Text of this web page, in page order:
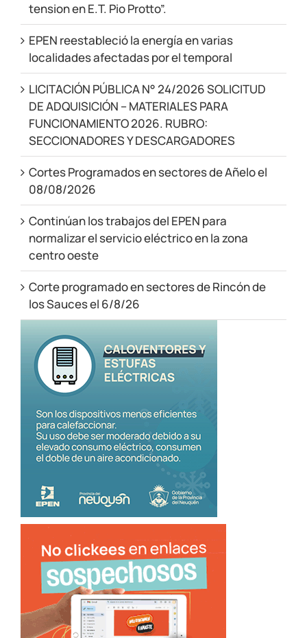
tension en E.T. Pio Protto”.
EPEN reestableció la energía en varias
localidades afectadas por el temporal
LICITACIÓN PÚBLICA N° 24/2026 SOLICITUD
DE ADQUISICIÓN – MATERIALES PARA
FUNCIONAMIENTO 2026. RUBRO:
SECCIONADORES Y DESCARGADORES
Cortes Programados en sectores de Añelo el
08/08/2026
Continúan los trabajos del EPEN para
normalizar el servicio eléctrico en la zona
centro oeste
Corte programado en sectores de Rincón de
los Sauces el 6/8/26